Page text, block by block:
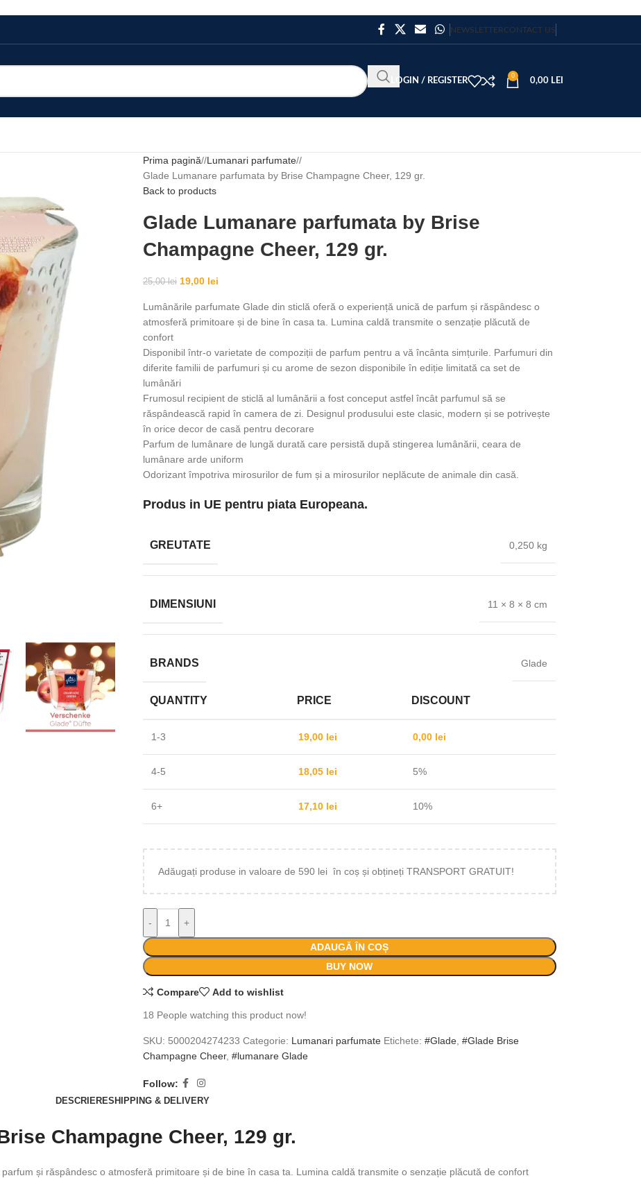
NEWSLETTERCONTACT US
LOGIN / REGISTER
0
0,00 LEI
Prima pagină/ Lumanari parfumate/
Glade Lumanare parfumata by Brise Champagne Cheer, 129 gr.
Back to products
Glade Lumanare parfumata by Brise
Champagne Cheer, 129 gr.
25,00lei 19,00 lei
Lumânările parfumate Glade din sticlă oferă o experiență unică de parfum și răspândesc o
atmosferă primitoare și de bine în casa ta. Lumina caldă transmite o senzație plăcută de
confort
Disponibil într-o varietate de compoziții de parfum pentru a vă încânta simțurile. Parfumuri din
diferite familii de parfumuri și cu arome de sezon disponibile în ediție limitată ca set de
lumânări
Frumosul recipient de sticlă al lumânării a fost conceput astfel încât parfumul să se
răspândească rapid în camera de zi. Designul produsului este clasic, modern și se potrivește
în orice decor de casă pentru decorare
Parfum de lumânare de lungă durată care persistă după stingerea lumânării, ceara de
lumânare arde uniform
Odorizant împotriva mirosurilor de fum și a mirosurilor neplăcute de animale din casă.
Produs in UE pentru piata Europeana.
GREUTATE 0,250 kg
DIMENSIUNI 11 × 8 × 8 cm
BRANDS Glade
QUANTITY PRICE DISCOUNT
1-3 19,00 lei 0,00 lei
4-5 18,05 lei 5%
6+ 17,10 lei 10%
Adăugați produse in valoare de 590 lei în coș și obțineți TRANSPORT GRATUIT!
- +
ADAUGĂ ÎN COȘ
BUY NOW
Compare Add to wishlist
18 People watching this product now!
SKU: 5000204274233 Categorie: Lumanari parfumate Etichete: #Glade, #Glade Brise
Champagne Cheer, #lumanare Glade
Follow:
DESCRIERESHIPPING & DELIVERY
Champagne Cheer, 129 gr.
și răspândesc o atmosferă primitoare și de bine în casa ta. Lumina caldă transmite o senzație plăcută de confort